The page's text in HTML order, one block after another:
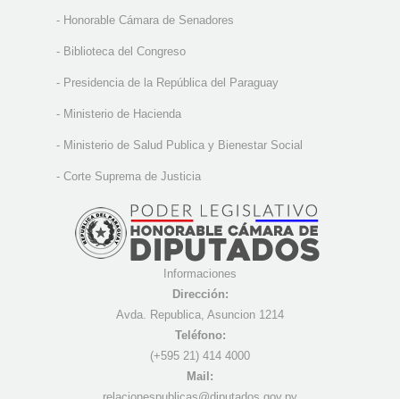
- Honorable Cámara de Senadores
- Biblioteca del Congreso
- Presidencia de la República del Paraguay
- Ministerio de Hacienda
- Ministerio de Salud Publica y Bienestar Social
- Corte Suprema de Justicia
Informaciones
Dirección:
Avda. Republica, Asuncion 1214
Teléfono:
(+595 21) 414 4000
Mail: